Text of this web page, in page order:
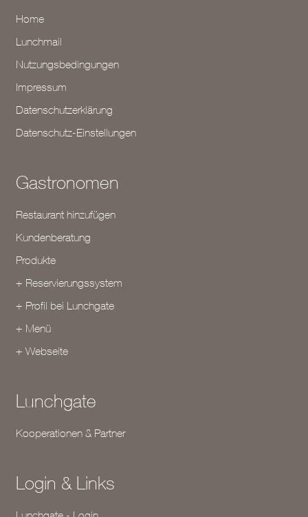
Home
Lunchmail
Nutzungsbedingungen
Impressum
Datenschutzerklärung
Datenschutz-Einstellungen
Gastronomen
Restaurant hinzufügen
Kundenberatung
Produkte
+ Reservierungssystem
+ Profil bei Lunchgate
+ Menü
+ Webseite
Lunchgate
Kooperationen & Partner
Login & Links